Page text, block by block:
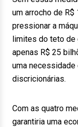
um arrocho de
pressionar a
limites do teto de
apenas R$ 25
uma
discricionárias.
Com as quatro
garantiria uma